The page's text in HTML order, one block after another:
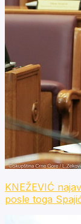
KNEŽEVIĆ
posle toga